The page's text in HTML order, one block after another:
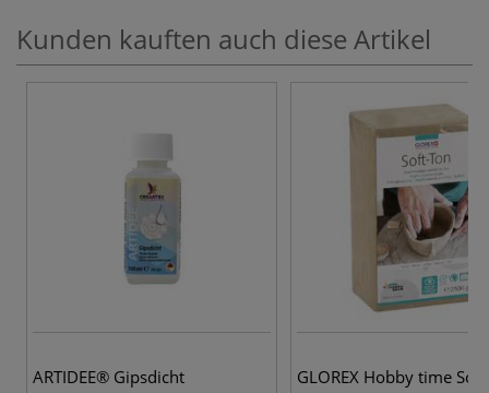
Kunden kauften auch diese Artikel
ARTIDEE® Gipsdicht GLOREX Hobby time